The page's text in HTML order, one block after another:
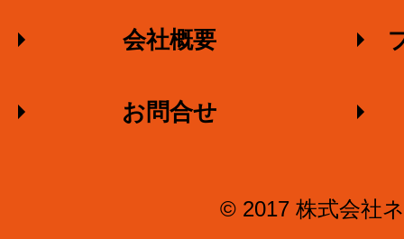
会社概要
お問合せ
© 2017 株式会社